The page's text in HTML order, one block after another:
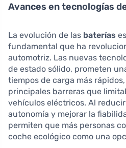
Avances en tecnologías
La evolución de las baterías
fundamental que ha
automotriz. Las nuevas
de estado sólido, prometen
tiempos de carga más
principales barreras que
vehículos eléctricos. Al
autonomía y mejorar la
permiten que más personas
coche ecológico como una